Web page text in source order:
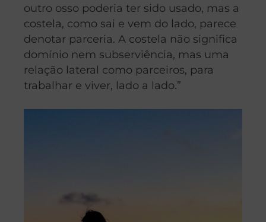
outro osso poderia ter sido usado, mas a
costela, como sai e vem do lado, parece
denotar parceria. A costela não significa
domínio nem subserviência, mas uma
relação lateral como parceiros, para
trabalhar e viver, lado a lado.”